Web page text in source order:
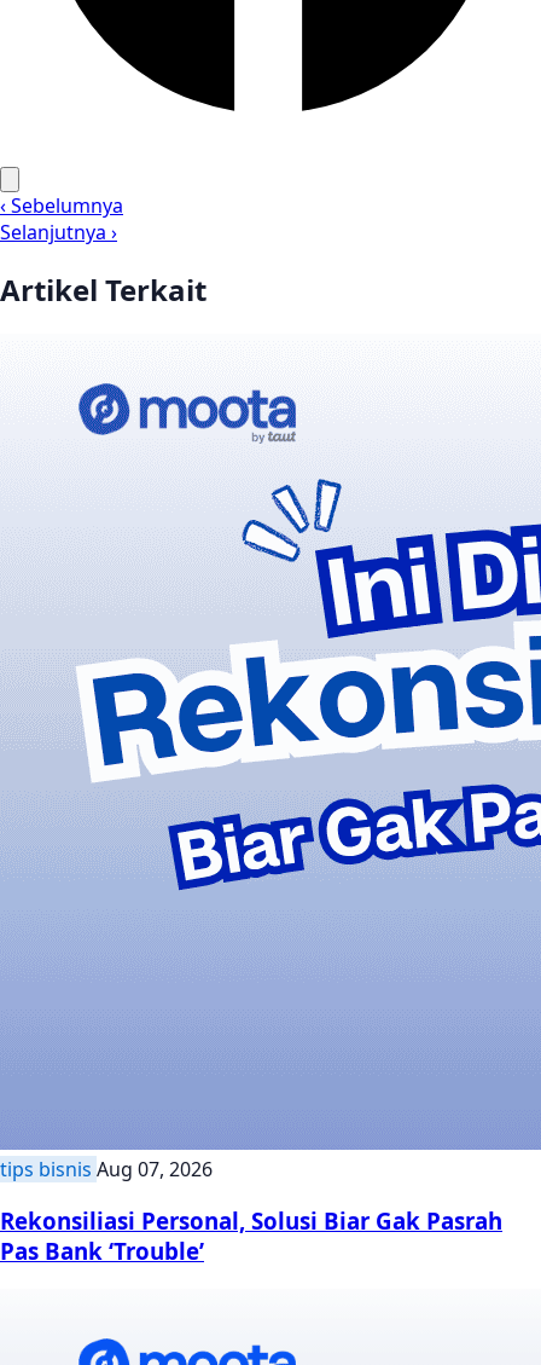
‹ Sebelumnya
Selanjutnya ›
Artikel Terkait
tips bisnis Aug 07, 2026
Rekonsiliasi Personal, Solusi Biar Gak Pasrah
Pas Bank ‘Trouble’